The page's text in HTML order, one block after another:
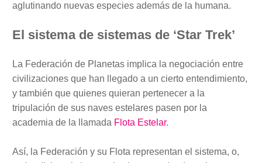
aglutinando nuevas especies además de la humana.
El sistema de sistemas de ‘Star Trek’
La Federación de Planetas implica la negociación entre
civilizaciones que han llegado a un cierto entendimiento,
y también que quienes quieran pertenecer a la
tripulación de sus naves estelares pasen por la
academia de la llamada Flota Estelar.
Así, la Federación y su Flota representan el sistema, o,